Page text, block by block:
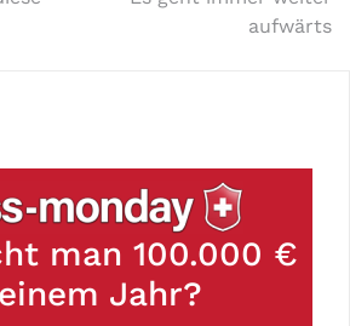
aufwärts
man 100.000 €
Jahr?